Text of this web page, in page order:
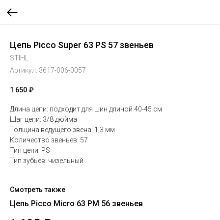
Цепь Picco Super 63 PS 57 звеньев
STIHL
Артикул: 3617-006-0057
1 650 ₽
Длина цепи: подходит для шин длиной 40-45 см
Шаг цепи: 3/8 дюйма
Толщина ведущего звена: 1,3 мм
Количество звеньев: 57
Тип цепи: PS
Тип зубьев: чизельный
Смотреть также
Цепь Picco Micro 63 PM 56 звеньев